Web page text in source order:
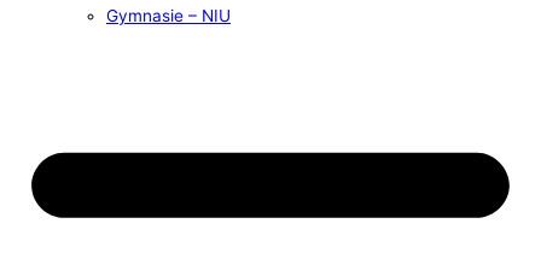
Gymnasie – NIU